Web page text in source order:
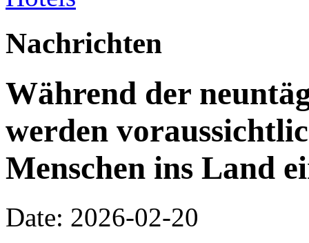
Nachrichten
Während der
werden
Menschen ins Land
Date: 2026-02-20